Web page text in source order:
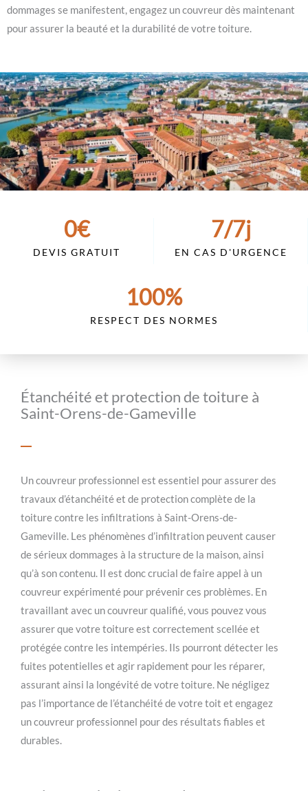
dommages se manifestent, engagez un couvreur dès maintenant
pour assurer la beauté et la durabilité de votre toiture.
DEVIS GRATUIT
0€
EN CAS D'URGENCE
7/7j
RESPECT DES NORMES
100%
Étanchéité et protection de toiture à
Saint-Orens-de-Gameville
Un couvreur professionnel est essentiel pour assurer des
travaux d’étanchéité et de protection complète de la
toiture contre les infiltrations à Saint-Orens-de-
Gameville. Les phénomènes d’infiltration peuvent causer
de sérieux dommages à la structure de la maison, ainsi
qu’à son contenu. Il est donc crucial de faire appel à un
couvreur expérimenté pour prévenir ces problèmes. En
travaillant avec un couvreur qualifié, vous pouvez vous
assurer que votre toiture est correctement scellée et
protégée contre les intempéries. Ils pourront détecter les
fuites potentielles et agir rapidement pour les réparer,
assurant ainsi la longévité de votre toiture. Ne négligez
pas l’importance de l’étanchéité de votre toit et engagez
un couvreur professionnel pour des résultats fiables et
durables.